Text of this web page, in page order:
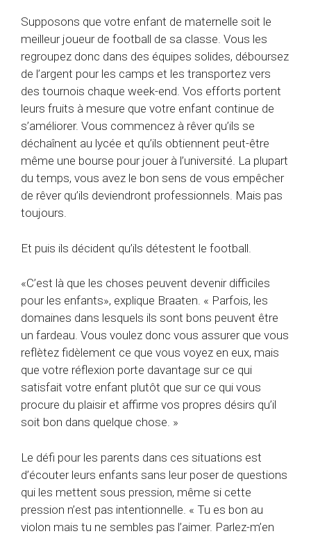
Supposons que votre enfant de maternelle soit le
meilleur joueur de football de sa classe. Vous les
regroupez donc dans des équipes solides, déboursez
de l’argent pour les camps et les transportez vers
des tournois chaque week-end. Vos efforts portent
leurs fruits à mesure que votre enfant continue de
s’améliorer. Vous commencez à rêver qu’ils se
déchaînent au lycée et qu’ils obtiennent peut-être
même une bourse pour jouer à l’université. La plupart
du temps, vous avez le bon sens de vous empêcher
de rêver qu’ils deviendront professionnels. Mais pas
toujours.
Et puis ils décident qu’ils détestent le football.
«C’est là que les choses peuvent devenir difficiles
pour les enfants», explique Braaten. « Parfois, les
domaines dans lesquels ils sont bons peuvent être
un fardeau. Vous voulez donc vous assurer que vous
reflètez fidèlement ce que vous voyez en eux, mais
que votre réflexion porte davantage sur ce qui
satisfait votre enfant plutôt que sur ce qui vous
procure du plaisir et affirme vos propres désirs qu’il
soit bon dans quelque chose. »
Le défi pour les parents dans ces situations est
d’écouter leurs enfants sans leur poser de questions
qui les mettent sous pression, même si cette
pression n’est pas intentionnelle. « Tu es bon au
violon mais tu ne sembles pas l’aimer. Parlez-m’en